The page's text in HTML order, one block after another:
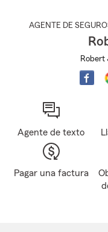
AGENTE DE
Robert
Agente de texto
Pagar una factura